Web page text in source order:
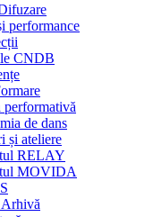
performance
CNDB
performativă
de dans
și ateliere
RELAY
MOVIDA